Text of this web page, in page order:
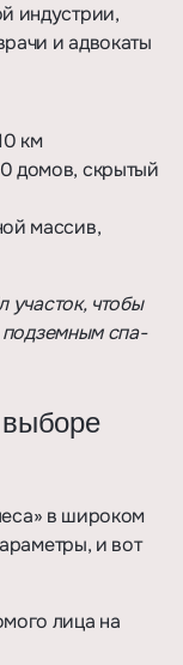
индустрии,
и адвокаты
км
домов, скрытый
массив,
чтобы
спа-
в широком
и вот
лица на